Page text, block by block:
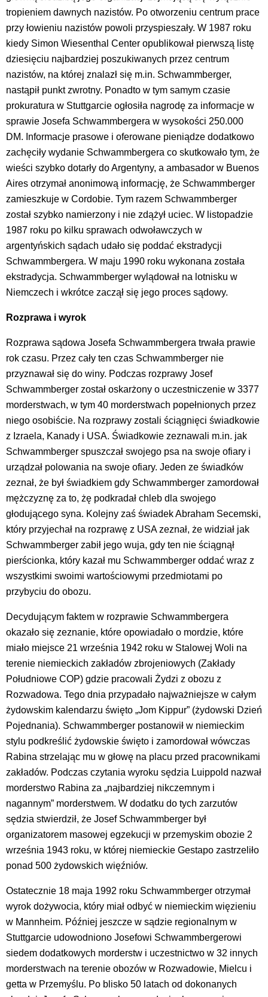
tropieniem dawnych nazistów. Po otworzeniu centrum prace
przy łowieniu nazistów powoli przyspieszały. W 1987 roku
kiedy Simon Wiesenthal Center opublikował pierwszą listę
dziesięciu najbardziej poszukiwanych przez centrum
nazistów, na której znalazł się m.in. Schwammberger,
nastąpił punkt zwrotny. Ponadto w tym samym czasie
prokuratura w Stuttgarcie ogłosiła nagrodę za informacje w
sprawie Josefa Schwammbergera w wysokości 250.000
DM. Informacje prasowe i oferowane pieniądze dodatkowo
zachęciły wydanie Schwammbergera co skutkowało tym, że
wieści szybko dotarły do Argentyny, a ambasador w Buenos
Aires otrzymał anonimową informację, że Schwammberger
zamieszkuje w Cordobie. Tym razem Schwammberger
został szybko namierzony i nie zdążył uciec. W listopadzie
1987 roku po kilku sprawach odwoławczych w
argentyńskich sądach udało się poddać ekstradycji
Schwammbergera. W maju 1990 roku wykonana została
ekstradycja. Schwammberger wylądował na lotnisku w
Niemczech i wkrótce zaczął się jego proces sądowy.
Rozprawa i wyrok
Rozprawa sądowa Josefa Schwammbergera trwała prawie
rok czasu. Przez cały ten czas Schwammberger nie
przyznawał się do winy. Podczas rozprawy Josef
Schwammberger został oskarżony o uczestniczenie w 3377
morderstwach, w tym 40 morderstwach popełnionych przez
niego osobiście. Na rozprawy zostali ściągnięci świadkowie
z Izraela, Kanady i USA. Świadkowie zeznawali m.in. jak
Schwammberger spuszczał swojego psa na swoje ofiary i
urządzał polowania na swoje ofiary. Jeden ze świadków
zeznał, że był świadkiem gdy Schwammberger zamordował
mężczyznę za to, żę podkradał chleb dla swojego
głodującego syna. Kolejny zaś świadek Abraham Secemski,
który przyjechał na rozprawę z USA zeznał, że widział jak
Schwammberger zabił jego wuja, gdy ten nie ściągnął
pierścionka, który kazał mu Schwammberger oddać wraz z
wszystkimi swoimi wartościowymi przedmiotami po
przybyciu do obozu.
Decydującym faktem w rozprawie Schwammbergera
okazało się zeznanie, które opowiadało o mordzie, które
miało miejsce 21 września 1942 roku w Stalowej Woli na
terenie niemieckich zakładów zbrojeniowych (Zakłady
Południowe COP) gdzie pracowali Żydzi z obozu z
Rozwadowa. Tego dnia przypadało najważniejsze w całym
żydowskim kalendarzu święto „Jom Kippur” (żydowski Dzień
Pojednania). Schwammberger postanowił w niemieckim
stylu podkreślić żydowskie święto i zamordował wówczas
Rabina strzelając mu w głowę na placu przed pracownikami
zakładów. Podczas czytania wyroku sędzia Luippold nazwał
morderstwo Rabina za „najbardziej nikczemnym i
nagannym” morderstwem. W dodatku do tych zarzutów
sędzia stwierdził, że Josef Schwammberger był
organizatorem masowej egzekucji w przemyskim obozie 2
września 1943 roku, w której niemieckie Gestapo zastrzeliło
ponad 500 żydowskich więźniów.
Ostatecznie 18 maja 1992 roku Schwammberger otrzymał
wyrok dożywocia, który miał odbyć w niemieckim więzieniu
w Mannheim. Później jeszcze w sądzie regionalnym w
Stuttgarcie udowodniono Josefowi Schwammbergerowi
siedem dodatkowych morderstw i uczestnictwo w 32 innych
morderstwach na terenie obozów w Rozwadowie, Mielcu i
getta w Przemyślu. Po blisko 50 latach od dokonanych